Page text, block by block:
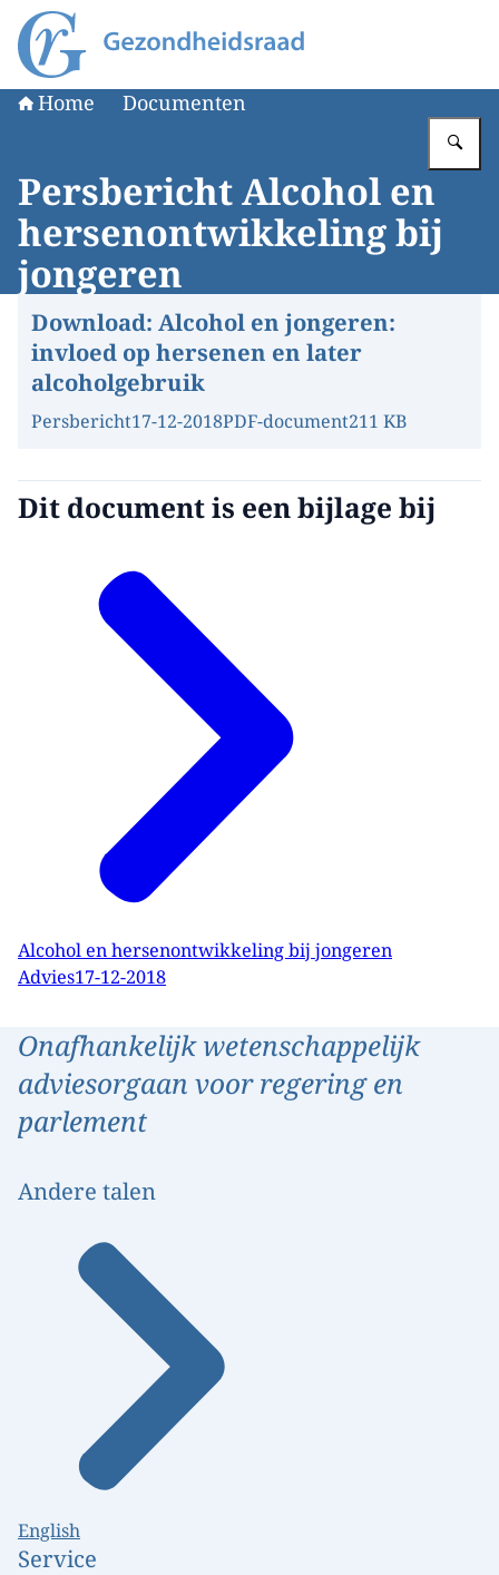
Naar de homepage van Gezondheidsraad
Home Documenten
Persbericht Alcohol en
hersenontwikkeling bij
jongeren
Download: Alcohol en jongeren:
invloed op hersenen en later
alcoholgebruik
Persbericht17-12-2018PDF-document211 KB
Dit document is een bijlage bij
Alcohol en hersenontwikkeling bij jongeren
Advies17-12-2018
Onafhankelijk wetenschappelijk
adviesorgaan voor regering en
parlement
Andere talen
English
Service